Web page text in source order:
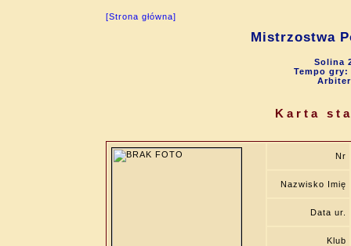
[Strona główna]
Mistrzostwa
Solina
Tempo gry:
Karta
Nr
Nazwisko Imię
Data ur.
Klub